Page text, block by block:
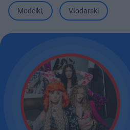
Modelki, Vłodarski